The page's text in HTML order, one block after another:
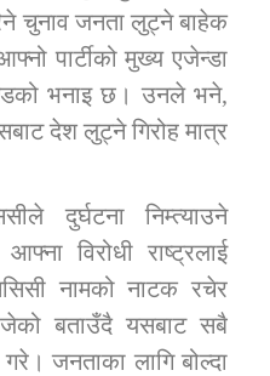
सन्देश
लैङ्गिक हिंसा
चुनाव जनता लुट्ने बाहेक
पार्टीको मुख्य एजेन्डा
भनाइ छ। उनले भने,
देश लुट्ने गिरोह मात्र
दुर्घटना निम्त्याउने
विरोधी राष्ट्रलाई
नामको नाटक रचेर
बताउँदै यसबाट सबै
जनताका लागि बोल्दा